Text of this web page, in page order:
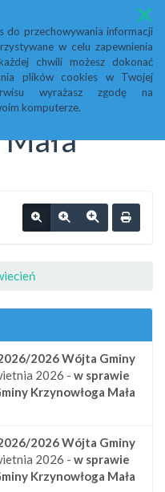
do przechowywania informacji
w celu zapewnienia
chwili możesz dokonać
plików cookies w Twojej
wyrażasz zgodę na
komputerze.
Menu
Gminy
2026Wójta Gminy
2026 - w sprawie
Krzynowłoga Mała
2026Wójta Gminy
2026 - w sprawie
Krzynowłoga Mała